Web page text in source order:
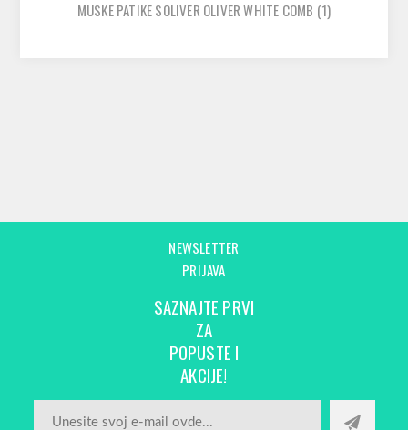
MUSKE PATIKE SOLIVER OLIVER WHITE COMB (1)
NEWSLETTER
PRIJAVA
SAZNAJTE PRVI
ZA
POPUSTE I
AKCIJE!